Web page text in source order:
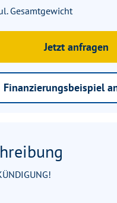
Gesamtgewicht
Jetzt anfragen
Finanzierungsbeispiel